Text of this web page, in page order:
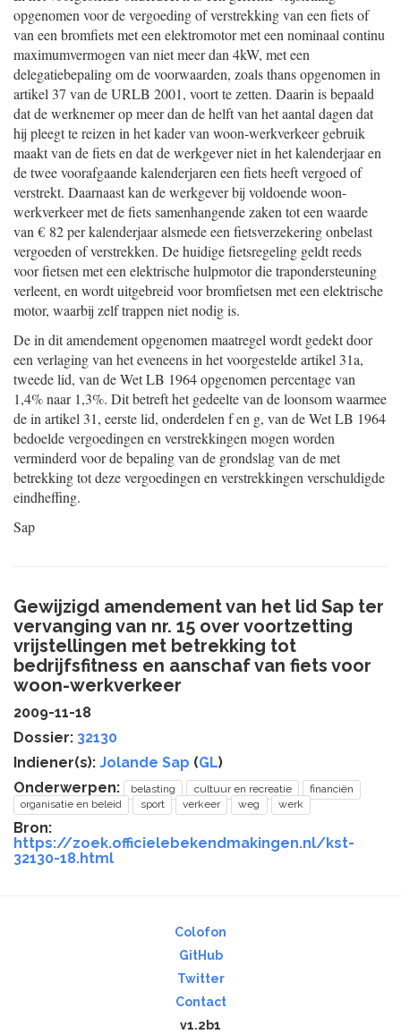
opgenomen voor de vergoeding of verstrekking van een fiets of
van een bromfiets met een elektromotor met een nominaal continu
maximumvermogen van niet meer dan 4kW, met een
delegatiebepaling om de voorwaarden, zoals thans opgenomen in
artikel 37 van de URLB 2001, voort te zetten. Daarin is bepaald
dat de werknemer op meer dan de helft van het aantal dagen dat
hij pleegt te reizen in het kader van woon-werkverkeer gebruik
maakt van de fiets en dat de werkgever niet in het kalenderjaar en
de twee voorafgaande kalenderjaren een fiets heeft vergoed of
verstrekt. Daarnaast kan de werkgever bij voldoende woon-
werkverkeer met de fiets samenhangende zaken tot een waarde
van € 82 per kalenderjaar alsmede een fietsverzekering onbelast
vergoeden of verstrekken. De huidige fietsregeling geldt reeds
voor fietsen met een elektrische hulpmotor die trapondersteuning
verleent, en wordt uitgebreid voor bromfietsen met een elektrische
motor, waarbij zelf trappen niet nodig is.
De in dit amendement opgenomen maatregel wordt gedekt door
een verlaging van het eveneens in het voorgestelde artikel 31a,
tweede lid, van de Wet LB 1964 opgenomen percentage van
1,4% naar 1,3%. Dit betreft het gedeelte van de loonsom waarmee
de in artikel 31, eerste lid, onderdelen f en g, van de Wet LB 1964
bedoelde vergoedingen en verstrekkingen mogen worden
verminderd voor de bepaling van de grondslag van de met
betrekking tot deze vergoedingen en verstrekkingen verschuldigde
eindheffing.
Sap
Gewijzigd amendement van het lid Sap ter
vervanging van nr. 15 over voortzetting
vrijstellingen met betrekking tot
bedrijfsfitness en aanschaf van fiets voor
woon-werkverkeer
2009-11-18
Dossier: 32130
Indiener(s): Jolande Sap (GL)
Onderwerpen:
belasting cultuur en recreatie
financiën
organisatie en beleid
sport verkeer weg werk
Bron:
https://zoek.officielebekendmakingen.nl/kst-
32130-18.html
Colofon
GitHub
Twitter
Contact
v1.2b1